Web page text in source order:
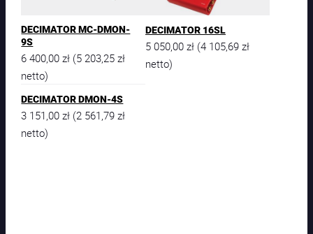
DECIMATOR MC-DMON-
9S
6 400,00zł (5 203,25zł
netto)
DECIMATOR 16SL
5 050,00 zł (4 105,69 zł
netto)
DECIMATOR DMON-4S
3 151,00zł (2 561,79zł
netto)